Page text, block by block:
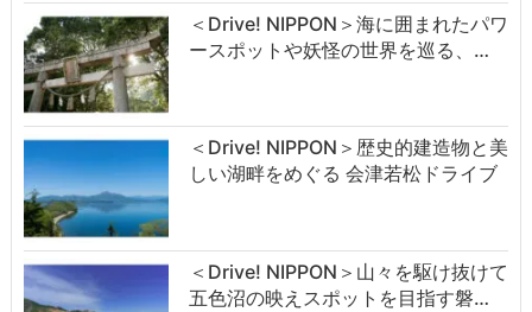
＜Drive! NIPPON＞海に囲まれたパワ
ースポットや妖怪の世界を巡る、…
＜Drive! NIPPON＞歴史的建造物と美
しい湖畔をめぐる 会津若松ドライブ
＜Drive! NIPPON＞山々を駆け抜けて
五色沼の映えスポットを目指す磐…